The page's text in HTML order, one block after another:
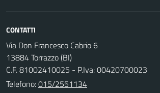
CONTATTI
Via Don Francesco Cabrio 6
13884 Torrazzo (BI)
C.F. 81002410025 - P.Iva: 00420700023
Telefono:015/2551134